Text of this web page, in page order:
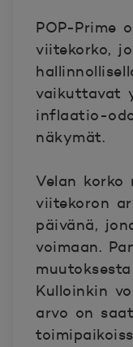
POP-Prime
viitekorko,
vaikuttavat
inflaatio-
näkymät.
Velan
viitekoron
päivänä,
voimaan.
Kulloinkin
arvo on